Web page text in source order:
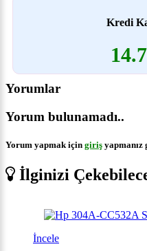
Kredi
Yorumlar
Yorum bulunamadı..
Yorum yapmak için giriş
İlginizi
İncele